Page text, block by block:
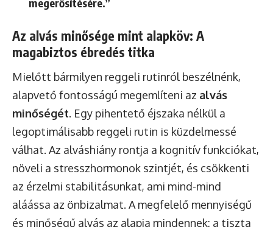
Az alvás minősége mint alapköv: A
magabiztos ébredés titka
Mielőtt bármilyen reggeli rutinról beszélnénk,
alapvető fontosságú megemlíteni az alvás
minőségét. Egy pihentető éjszaka nélkül a
legoptimálisabb reggeli rutin is küzdelmessé
válhat. Az alváshiány rontja a kognitív funkciókat,
növeli a stresszhormonok szintjét, és csökkenti
az érzelmi stabilitásunkat, ami mind-mind
aláássa az önbizalmat. A megfelelő mennyiségű
és minőségű alvás az alapja mindennek: a tiszta